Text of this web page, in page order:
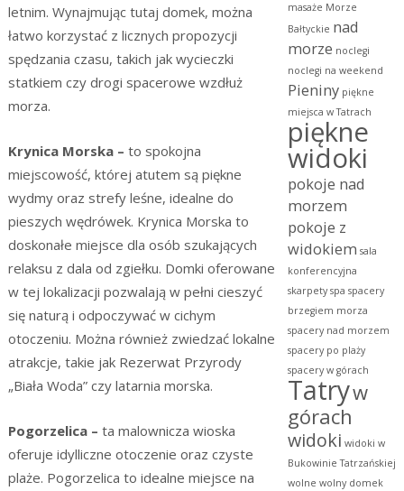
letnim. Wynajmując tutaj domek, można
łatwo korzystać z licznych propozycji
spędzania czasu, takich jak wycieczki
statkiem czy drogi spacerowe wzdłuż
morza.
Krynica Morska – to spokojna
miejscowość, której atutem są piękne
wydmy oraz strefy leśne, idealne do
pieszych wędrówek. Krynica Morska to
doskonałe miejsce dla osób szukających
relaksu z dala od zgiełku. Domki oferowane
w tej lokalizacji pozwalają w pełni cieszyć
się naturą i odpoczywać w cichym
otoczeniu. Można również zwiedzać lokalne
atrakcje, takie jak Rezerwat Przyrody
„Biała Woda” czy latarnia morska.
Pogorzelica – ta malownicza wioska
oferuje idylliczne otoczenie oraz czyste
plaże. Pogorzelica to idealne miejsce na
masaże Morze
Bałtyckie nad
morze noclegi
noclegi na weekend
Pieniny piękne
miejsca w Tatrach
piękne
widoki
pokoje nad
morzem
pokoje z
widokiem sala
konferencyjna
skarpety spa spacery
brzegiem morza
spacery nad morzem
spacery po plaży
spacery w górach
Tatryw
górach
widoki widoki w
Bukowinie Tatrzańskiej
wolne wolny domek